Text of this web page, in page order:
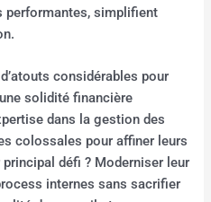
performantes, simplifient
considérables pour
solidité financière
dans la gestion des
colossales pour affiner leurs
défi ? Moderniser leur
internes sans sacrifier